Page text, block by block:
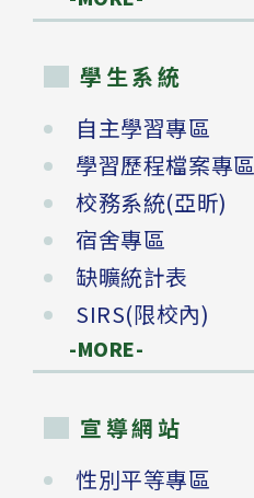
學生系統
自主學習專區
學習歷程檔案專區
校務系統(亞昕)
宿舍專區
缺曠統計表
SIRS(限校內)
-MORE-
宣導網站
性別平等專區